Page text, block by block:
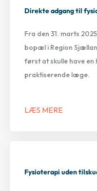
Direkte adgang til
Fra den 31. marts
bopæl i Region
først at skulle have en
praktiserende læge.
LÆS MERE
Fysioterapi uden